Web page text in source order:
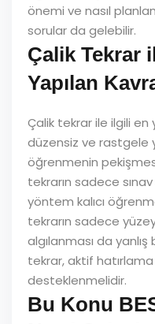
önemi ve nasıl
sorular da gelebilir.
Çalik Tekrar
Yapılan
Çalik tekrar ile ilgili en
düzensiz ve rastgele
öğrenmenin
tekrarın sadece
yöntem kalıcı
tekrarın sadece
algılanması da yanlış
tekrar, aktif
desteklenmelidir.
Bu Konu